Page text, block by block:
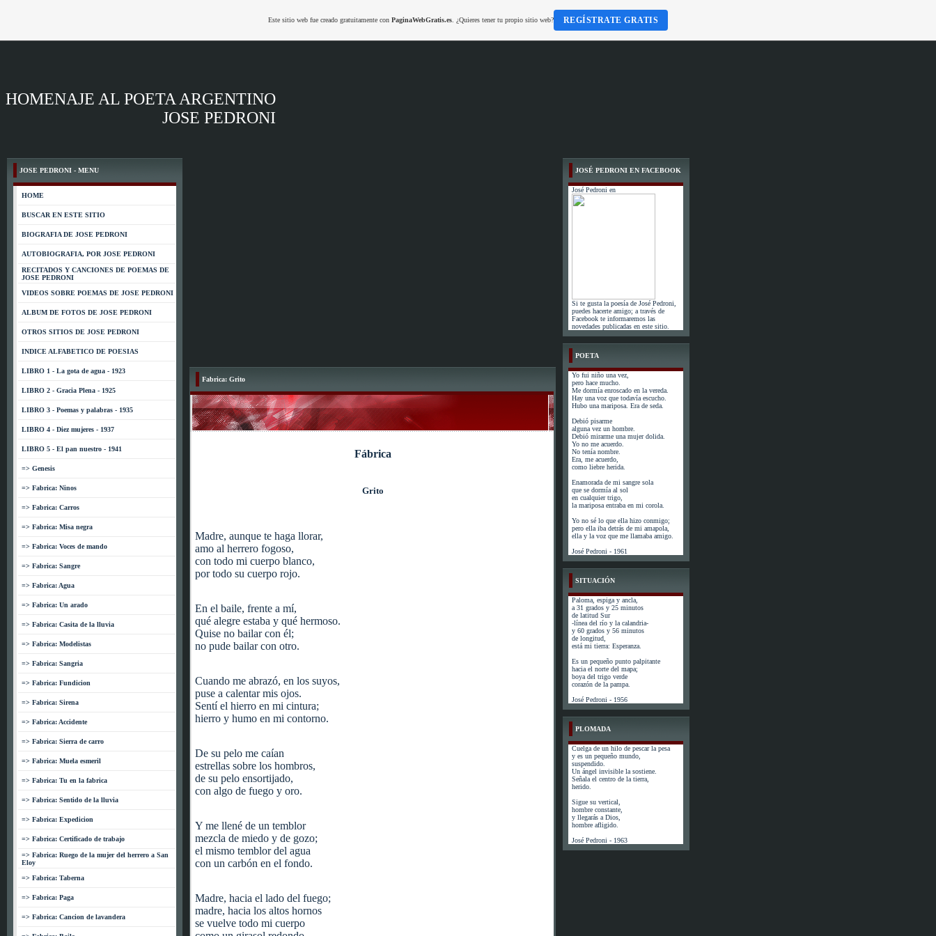
HOMENAJE AL POETA ARGENTINO
JOSE PEDRONI
JOSE PEDRONI - MENU
HOME
BUSCAR EN ESTE SITIO
BIOGRAFIA DE JOSE PEDRONI
AUTOBIOGRAFIA, POR JOSE PEDRONI
RECITADOS Y CANCIONES DE POEMAS DE
JOSE PEDRONI
VIDEOS SOBRE POEMAS DE JOSE PEDRONI
ALBUM DE FOTOS DE JOSE PEDRONI
OTROS SITIOS DE JOSE PEDRONI
INDICE ALFABETICO DE POESIAS
LIBRO 1 - La gota de agua - 1923
LIBRO 2 - Gracia Plena - 1925
LIBRO 3 - Poemas y palabras - 1935
LIBRO 4 - Diez mujeres - 1937
LIBRO 5 - El pan nuestro - 1941
=> Genesis
=> Fabrica: Ninos
=> Fabrica: Carros
=> Fabrica: Misa negra
=> Fabrica: Voces de mando
=> Fabrica: Sangre
=> Fabrica: Agua
=> Fabrica: Un arado
=> Fabrica: Casita de la lluvia
=> Fabrica: Modelistas
=> Fabrica: Sangria
=> Fabrica: Fundicion
=> Fabrica: Sirena
=> Fabrica: Accidente
=> Fabrica: Sierra de carro
=> Fabrica: Muela esmeril
=> Fabrica: Tu en la fabrica
=> Fabrica: Sentido de la lluvia
=> Fabrica: Expedicion
=> Fabrica: Certificado de trabajo
=> Fabrica: Ruego de la mujer del herrero a San
Eloy
=> Fabrica: Taberna
=> Fabrica: Paga
=> Fabrica: Cancion de lavandera
Fabrica: Grito
Fábrica
Grito
Madre, aunque te haga llorar,
amo al herrero fogoso,
con todo mi cuerpo blanco,
por todo su cuerpo rojo.
En el baile, frente a mí,
qué alegre estaba y qué hermoso.
Quise no bailar con él;
no pude bailar con otro.
Cuando me abrazó, en los suyos,
puse a calentar mis ojos.
Sentí el hierro en mi cintura;
hierro y humo en mi contorno.
De su pelo me caían
estrellas sobre los hombros,
de su pelo ensortijado,
con algo de fuego y oro.
Y me llené de un temblor
mezcla de miedo y de gozo;
el mismo temblor del agua
con un carbón en el fondo.
Madre, hacia el lado del fuego;
madre, hacia los altos hornos
se vuelve todo mi cuerpo
JOSÉ PEDRONI EN FACEBOOK
José Pedroni en
Si te gusta la poesía de José Pedroni,
puedes hacerte amigo; a través de
Facebook te informaremos las
novedades publicadas en este sitio.
POETA
Yo fui niño una vez,
pero hace mucho.
Me dormía enroscado en la vereda.
Hay una voz que todavía escucho.
Hubo una mariposa. Era de seda.
Debió pisarme
alguna vez un hombre.
Debió mirarme una mujer dolida.
Yo no me acuerdo.
No tenía nombre.
Era, me acuerdo,
como liebre herida.
Enamorada de mi sangre sola
que se dormía al sol
en cualquier trigo,
la mariposa entraba en mi corola.
Yo no sé lo que ella hizo conmigo;
pero ella iba detrás de mi amapola,
ella y la voz que me llamaba amigo.
José Pedroni - 1961
SITUACIÓN
Paloma, espiga y ancla,
a 31 grados y 25 minutos
de latitud Sur
-línea del río y la calandria-
y 60 grados y 56 minutos
de longitud,
está mi tierra: Esperanza.
Es un pequeño punto palpitante
hacia el norte del mapa;
boya del trigo verde
corazón de la pampa.
José Pedroni - 1956
PLOMADA
Cuelga de un hilo de pescar la pesa
y es un pequeño mundo,
suspendido.
Un ángel invisible la sostiene.
Señala el centro de la tierra,
herido.
Sigue su vertical,
hombre constante,
y llegarás a Dios,
hombre afligido.
José Pedroni - 1963
Este sitio web fue creado gratuitamente con PaginaWebGratis.es. ¿Quieres tener tu propio sitio web? REGÍSTRATE GRATIS